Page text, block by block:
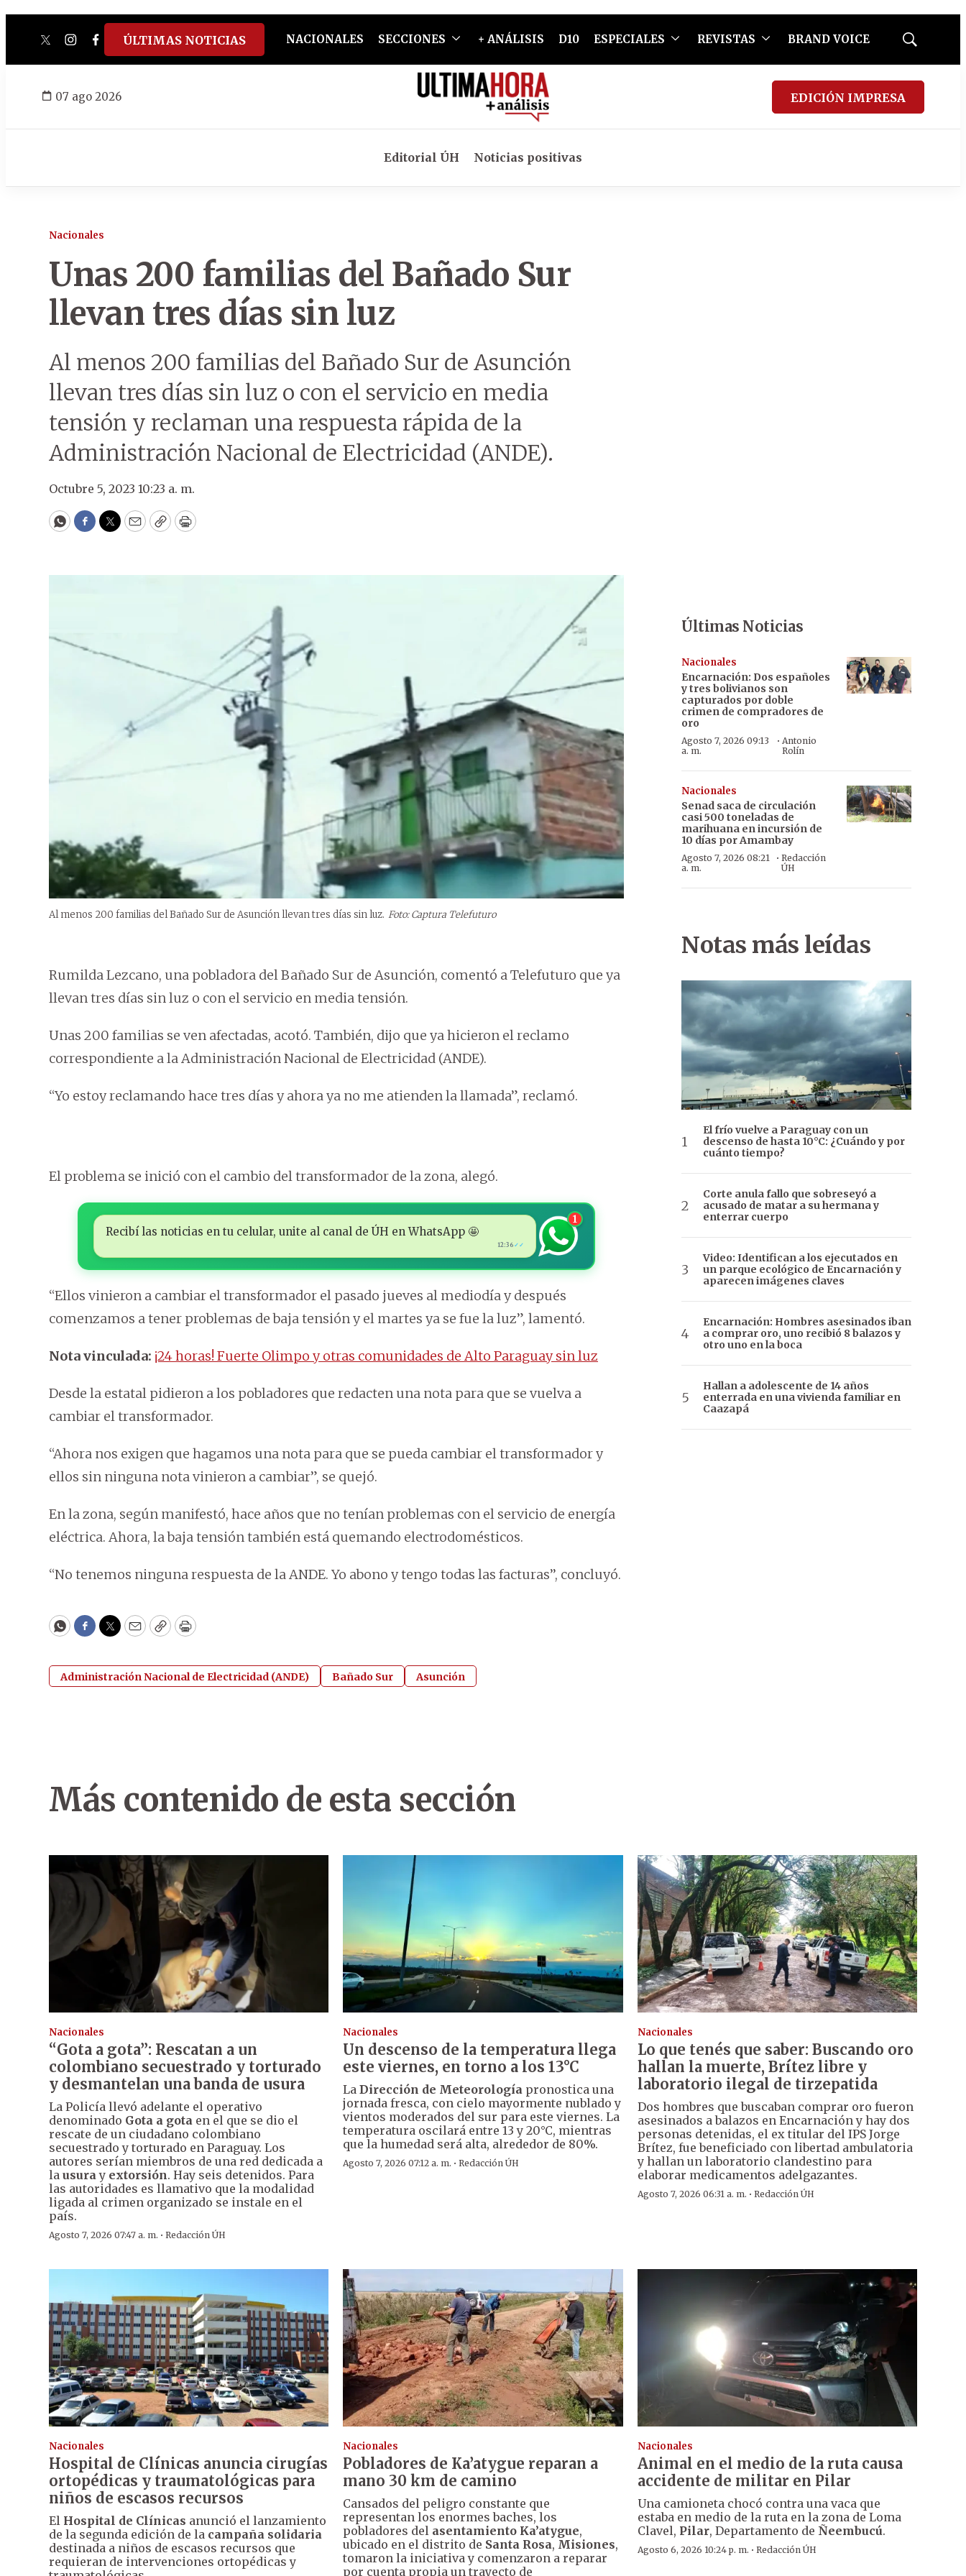
twitterinstagram
facebook
tiktokyoutube
spotify
ÚLTIMAS NOTICIAS NACIONALES SECCIONES + ANÁLISIS D10 ESPECIALES REVISTAS BRAND VOICE
Mostrar
07 ago 2026 EDICIÓN IMPRESA
Editorial ÚH Noticias positivas
Nacionales
Unas 200 familias del Bañado Sur
llevan tres días sin luz
Al menos 200 familias del Bañado Sur de Asunción
llevan tres días sin luz o con el servicio en media
tensión y reclaman una respuesta rápida de la
Administración Nacional de Electricidad (ANDE).
Octubre 5, 2023 10:23 a. m.
WhatsApp
Facebook
Twitter
EmailCopyPrint
Al menos 200 familias del Bañado Sur de Asunción llevan tres días sin luz. Foto: Captura Telefuturo
Rumilda Lezcano, una pobladora del Bañado Sur de Asunción, comentó a Telefuturo que ya
llevan tres días sin luz o con el servicio en media tensión.
Unas 200 familias se ven afectadas, acotó. También, dijo que ya hicieron el reclamo
correspondiente a la Administración Nacional de Electricidad (ANDE).
“Yo estoy reclamando hace tres días y ahora ya no me atienden la llamada”, reclamó.
El problema se inició con el cambio del transformador de la zona, alegó.
Recibí las noticias en tu celular, unite al canal de ÚH en WhatsApp 🤩
12:36 ✓✓
1
“Ellos vinieron a cambiar el transformador el pasado jueves al mediodía y después
comenzamos a tener problemas de baja tensión y el martes ya se fue la luz”, lamentó.
Nota vinculada: ¡24 horas! Fuerte Olimpo y otras comunidades de Alto Paraguay sin luz
Desde la estatal pidieron a los pobladores que redacten una nota para que se vuelva a
cambiar el transformador.
“Ahora nos exigen que hagamos una nota para que se pueda cambiar el transformador y
ellos sin ninguna nota vinieron a cambiar”, se quejó.
En la zona, según manifestó, hace años que no tenían problemas con el servicio de energía
eléctrica. Ahora, la baja tensión también está quemando electrodomésticos.
“No tenemos ninguna respuesta de la ANDE. Yo abono y tengo todas las facturas’’, concluyó.
WhatsApp
Facebook
Twitter
EmailCopyPrint
Administración Nacional de Electricidad (ANDE) Bañado Sur Asunción
Últimas Noticias
Nacionales
Encarnación: Dos españoles
y tres bolivianos son
capturados por doble
crimen de compradores de
oro
Agosto 7, 2026 09:13
a. m.
·Antonio
Rolín
Nacionales
Senad saca de circulación
casi 500 toneladas de
marihuana en incursión de
10 días por Amambay
Agosto 7, 2026 08:21
a. m.
·Redacción
ÚH
Notas más leídas
El frío vuelve a Paraguay con un
descenso de hasta 10°C: ¿Cuándo y por
cuánto tiempo?
Corte anula fallo que sobreseyó a
acusado de matar a su hermana y
enterrar cuerpo
Video: Identifican a los ejecutados en
un parque ecológico de Encarnación y
aparecen imágenes claves
Encarnación: Hombres asesinados iban
a comprar oro, uno recibió 8 balazos y
otro uno en la boca
Hallan a adolescente de 14 años
enterrada en una vivienda familiar en
Caazapá
Más contenido de esta sección
Nacionales
“Gota a gota”: Rescatan a un
colombiano secuestrado y torturado
y desmantelan una banda de usura
La Policía llevó adelante el operativo
denominado Gota a gota en el que se dio el
rescate de un ciudadano colombiano
secuestrado y torturado en Paraguay. Los
autores serían miembros de una red dedicada a
la usuray extorsión. Hay seis detenidos. Para
las autoridades es llamativo que la modalidad
ligada al crimen organizado se instale en el
país.
Agosto 7, 2026 07:47 a. m. · Redacción ÚH
Nacionales
Un descenso de la temperatura llega
este viernes, en torno a los 13°C
LaDirección de Meteorología pronostica una
jornada fresca, con cielo mayormente nublado y
vientos moderados del sur para este viernes. La
temperatura oscilará entre 13 y 20°C, mientras
que la humedad será alta, alrededor de 80%.
Agosto 7, 2026 07:12 a. m. ·Redacción ÚH
Nacionales
Lo que tenés que saber: Buscando oro
hallan la muerte, Brítez libre y
laboratorio ilegal de tirzepatida
Dos hombres que buscaban comprar oro fueron
asesinados a balazos en Encarnación y hay dos
personas detenidas, el ex titular del IPS Jorge
Brítez, fue beneficiado con libertad ambulatoria
y hallan un laboratorio clandestino para
elaborar medicamentos adelgazantes.
Agosto 7, 2026 06:31 a. m. · Redacción ÚH
Nacionales
Hospital de Clínicas anuncia cirugías
ortopédicas y traumatológicas para
niños de escasos recursos
El Hospital de Clínicas anunció el lanzamiento
de la segunda edición de la campaña solidaria
destinada a niños de escasos recursos que
requieran de intervenciones ortopédicas y
Nacionales
Pobladores de Ka’atygue reparan a
mano 30 km de camino
Cansados del peligro constante que
representan los enormes baches, los
pobladores del asentamiento Ka’atygue,
ubicado en el distrito de Santa Rosa, Misiones,
tomaron la iniciativa y comenzaron a reparar
por cuenta propia un trayecto de
Nacionales
Animal en el medio de la ruta causa
accidente de militar en Pilar
Una camioneta chocó contra una vaca que
estaba en medio de la ruta en la zona de Loma
Clavel, Pilar, Departamento de Ñeembucú.
Agosto 6, 2026 10:24 p. m. · Redacción ÚH